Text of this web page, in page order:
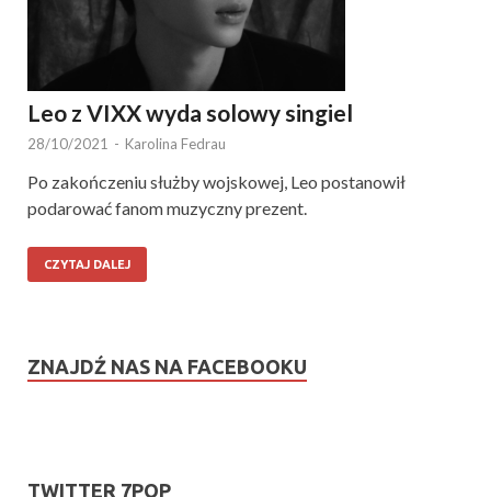
Leo z VIXX wyda solowy singiel
28/10/2021 - Karolina Fedrau
Po zakończeniu służby wojskowej, Leo postanowił
podarować fanom muzyczny prezent.
CZYTAJ DALEJ
ZNAJDŹ NAS NA FACEBOOKU
TWITTER 7POP